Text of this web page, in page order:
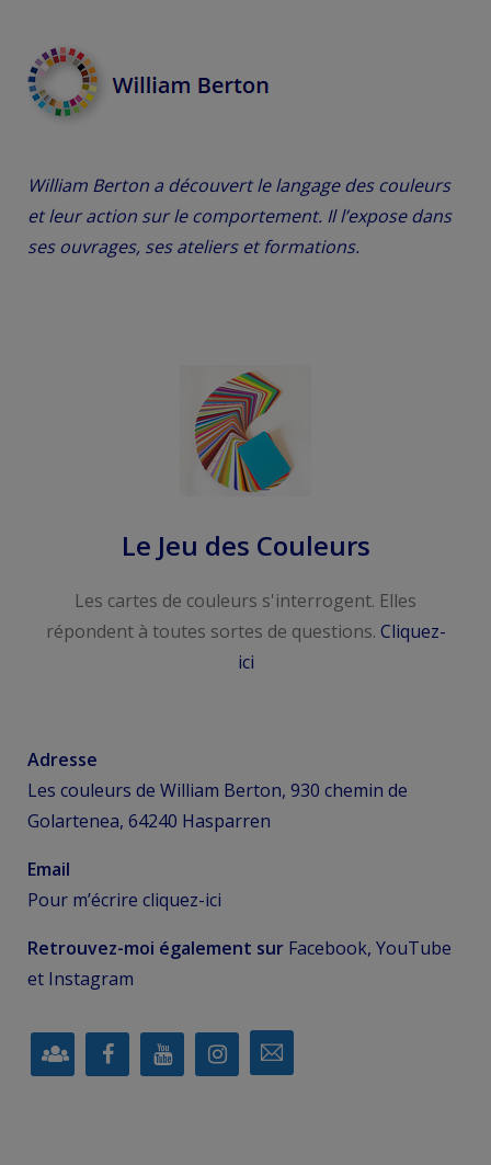
William Berton a découvert le langage des couleurs
et leur action sur le comportement. Il l’expose dans
ses ouvrages, ses ateliers et formations.
Le Jeu des Couleurs
Les cartes de couleurs s'interrogent. Elles
répondent à toutes sortes de questions. Cliquez-
ici
Adresse
Les couleurs de William Berton, 930 chemin de
Golartenea, 64240 Hasparren
Email
Pour m’écrire cliquez-ici
Retrouvez-moi également sur Facebook, YouTube
et Instagram